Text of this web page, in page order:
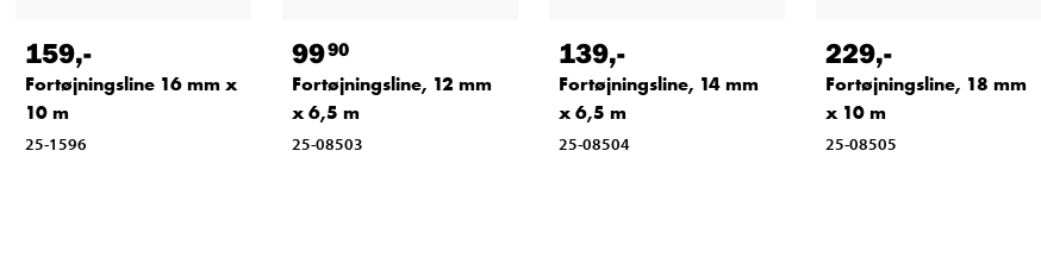
159,-
Fortøjningsline 16 mm x
10 m
25-1596
9990
Fortøjningsline, 12 mm
x 6,5 m
25-08503
139,-
Fortøjningsline, 14 mm
x 6,5 m
25-08504
229,-
Fortøjningsline, 18 mm
x 10 m
25-08505